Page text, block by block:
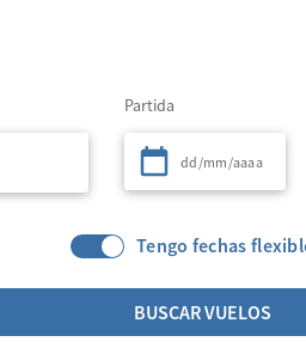
Partida
Tengo fechas
BUSCAR VUELOS